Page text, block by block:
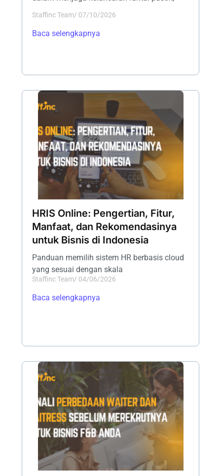
Staffinc Team/ 07/10/2026
Baca selengkapnya
HRIS Online: Pengertian, Fitur,
Manfaat, dan Rekomendasinya
untuk Bisnis di Indonesia
Panduan memilih sistem HR berbasis cloud
yang sesuai dengan skala
Staffinc Team/ 04/06/2026
Baca selengkapnya